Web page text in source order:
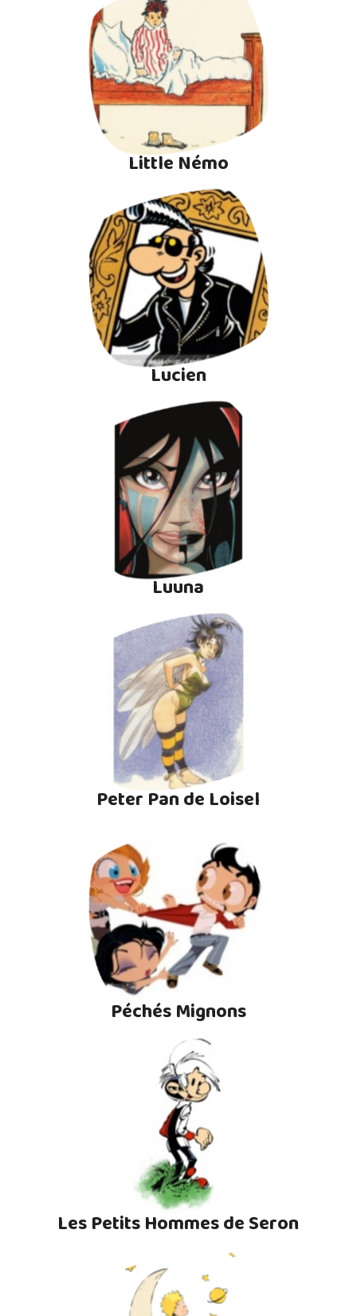
Little Némo
Lucien
Luuna
Peter Pan de Loisel
Péchés Mignons
Les Petits Hommes de Seron